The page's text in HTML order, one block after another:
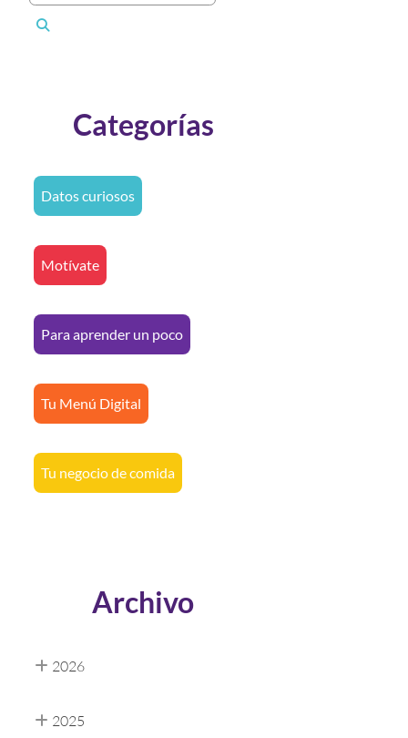
Categorías
Datos curiosos
Motívate
Para aprender un poco
Tu Menú Digital
Tu negocio de comida
Archivo
2026
2025